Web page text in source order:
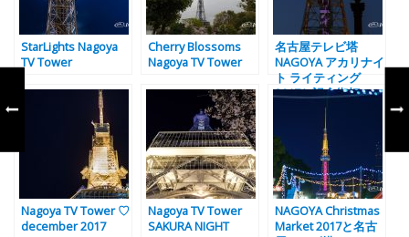
StarLights Nagoya
TV Tower
Cherry Blossoms
Nagoya TV Tower
名古屋テレビ塔
NAGOYA アカリナイ
ト ライティング
2017と記念街灯
Nagoya TV Tower ♡
december 2017
Nagoya TV Tower
SAKURA NIGHT
NAGOYA Christmas
Market 2017と名古